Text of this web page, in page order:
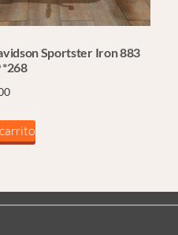
Sportster Iron 883
*268